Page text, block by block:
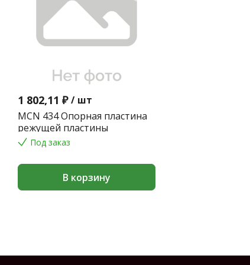
1 802,11 ₽ / шт
MCN 434 Опорная пластина
режущей пластины
Под заказ
В корзину